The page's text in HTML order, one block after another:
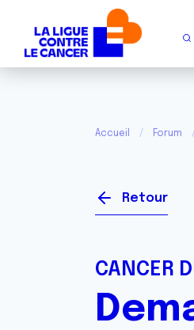
Accueil Forum
Retour
CANCER